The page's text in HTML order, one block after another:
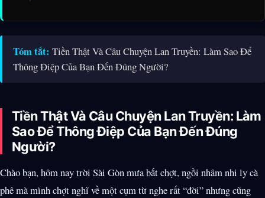
Tóm tắt: Tiền Thật Và Câu Chuyện Lan Truyền: Làm Sao Để
Thông Điệp Của Bạn Đến Đúng Người?
Tiền Thật Và Câu Chuyện Lan Truyền: Làm
Sao Để Thông Điệp Của Bạn Đến Đúng
Người?
Chào bạn, hôm nay trời Sài Gòn mưa bất chợt, ngồi nhâm nhi ly cà
phê mà mình chợt nghĩ về một cụm từ nghe rất “đời” nhưng cũng